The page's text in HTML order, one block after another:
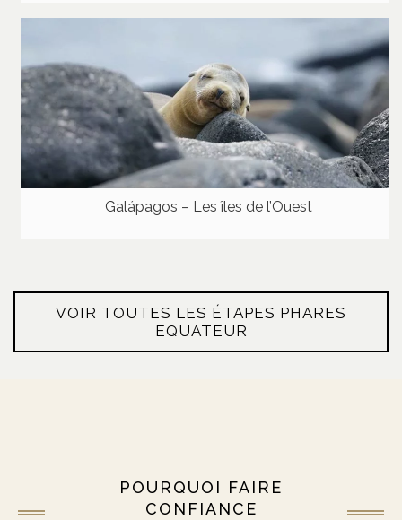
Galápagos – Les îles de l’Ouest
VOIR TOUTES LES ÉTAPES PHARES
EQUATEUR
POURQUOI FAIRE
CONFIANCE